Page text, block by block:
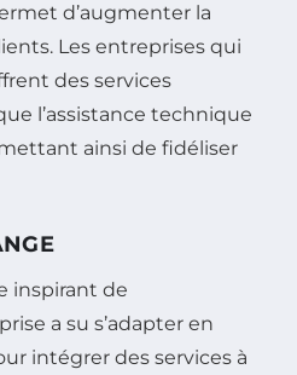
d’augmenter la
Les entreprises qui
des services
l’assistance technique
ainsi de fidéliser
inspirant de
a su s’adapter en
intégrer des services à